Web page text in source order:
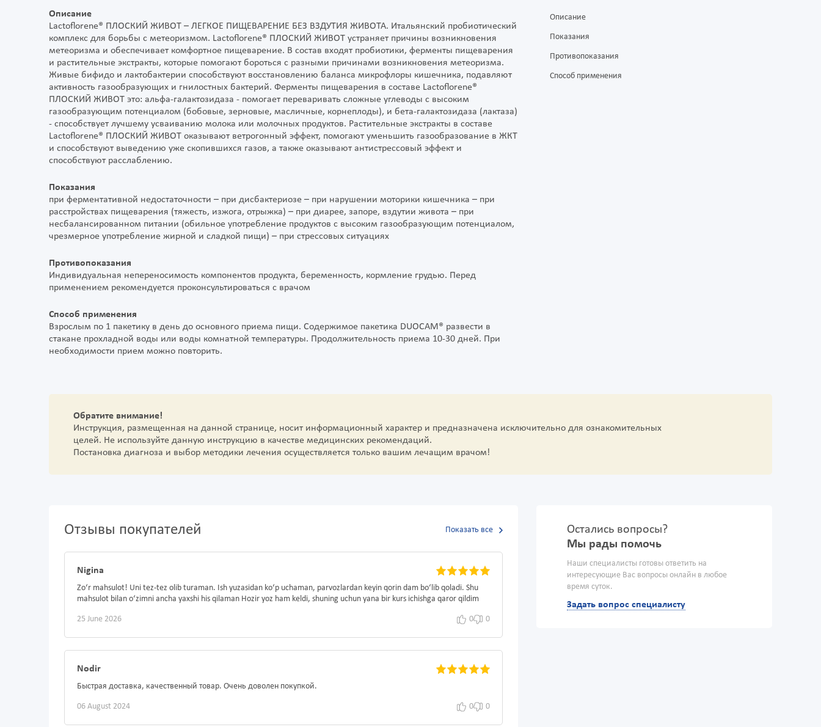
Описание
Lactoflorene® ПЛОСКИЙ ЖИВОТ – ЛЕГКОЕ ПИЩЕВАРЕНИЕ БЕЗ ВЗДУТИЯ ЖИВОТА. Итальянский пробиотический
комплекс для борьбы с метеоризмом. Lactoflorene® ПЛОСКИЙ ЖИВОТ устраняет причины возникновения
метеоризма и обеспечивает комфортное пищеварение. В состав входят пробиотики, ферменты пищеварения
и растительные экстракты, которые помогают бороться с разными причинами возникновения метеоризма.
Живые бифидо и лактобактерии способствуют восстановлению баланса микрофлоры кишечника, подавляют
активность газообразующих и гнилостных бактерий. Ферменты пищеварения в составе Lactoflorene®
ПЛОСКИЙ ЖИВОТ это: альфа-галактозидаза - помогает переваривать сложные углеводы с высоким
газообразующим потенциалом (бобовые, зерновые, масличные, корнеплоды), и бета-галактозидаза (лактаза)
- способствует лучшему усваиванию молока или молочных продуктов. Растительные экстракты в составе
Lactoflorene® ПЛОСКИЙ ЖИВОТ оказывают ветрогонный эффект, помогают уменьшить газообразование в ЖКТ
и способствуют выведению уже скопившихся газов, а также оказывают антистрессовый эффект и
способствуют расслаблению.
Показания
при ферментативной недостаточности – при дисбактериозе – при нарушении моторики кишечника – при
расстройствах пищеварения (тяжесть, изжога, отрыжка) – при диарее, запоре, вздутии живота – при
несбалансированном питании (обильное употребление продуктов с высоким газообразующим потенциалом,
чрезмерное употребление жирной и сладкой пищи) – при стрессовых ситуациях
Противопоказания
Индивидуальная непереносимость компонентов продукта, беременность, кормление грудью. Перед
применением рекомендуется проконсультироваться с врачом
Способ применения
Взрослым по 1 пакетику в день до основного приема пищи. Содержимое пакетика DUOCAM® развести в
стакане прохладной воды или воды комнатной температуры. Продолжительность приема 10-30 дней. При
необходимости прием можно повторить.
Описание
Показания
Противопоказания
Способ применения
Обратите внимание!
Инструкция, размещенная на данной странице, носит информационный характер и предназначена исключительно для ознакомительных
целей. Не используйте данную инструкцию в качестве медицинских рекомендаций.
Постановка диагноза и выбор методики лечения осуществляется только вашим лечащим врачом!
Отзывы покупателей Показать все
Nigina
Zo‘r mahsulot! Uni tez-tez olib turaman. Ish yuzasidan ko‘p uchaman, parvozlardan keyin qorin dam bo‘lib qoladi. Shu
mahsulot bilan o‘zimni ancha yaxshi his qilaman Hozir yoz ham keldi, shuning uchun yana bir kurs ichishga qaror qildim
25 June 2026 0 0
Nodir
Быстрая доставка, качественный товар. Очень доволен покупкой.
06 August 2024 0 0
Остались вопросы?
Мы рады помочь
Наши специалисты готовы ответить на
интересующие Вас вопросы онлайн в любое
время суток.
Задать вопрос специалисту